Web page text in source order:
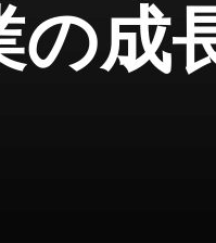
の成